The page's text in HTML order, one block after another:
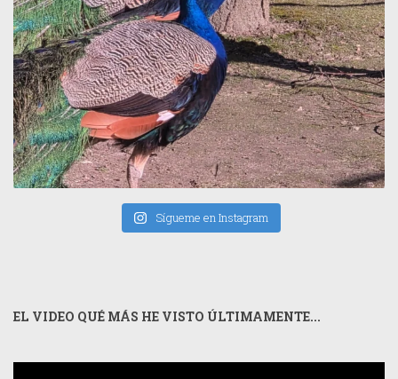
Sígueme en Instagram
EL VIDEO QUÉ MÁS HE VISTO ÚLTIMAMENTE...